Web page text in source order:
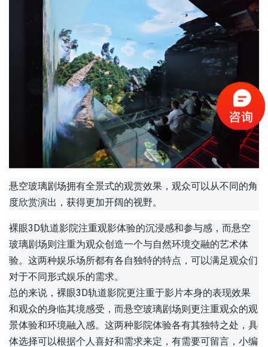
悬空玻璃剧场拥有全景式的观赏效果，观众可以从不同的角
度欣赏演出，获得更加开阔的视野。
裸眼3D轨道影院注重观影体验的沉浸感和参与感，而悬空
玻璃剧场则注重为观众创造一个与自然环境交融的艺术体
验。这两种娱乐场所都有各自独特的特点，可以满足观众们
对于不同形式娱乐的需求。
总的来说，裸眼3D轨道影院更注重于影片本身的表现效果
和观众的身临其境感受，而悬空玻璃剧场则更注重观众的观
景体验和环境融入感。这两种影院体验各有其独特之处，具
体选择可以根据个人喜好和需求来定，有需要可留言，小编